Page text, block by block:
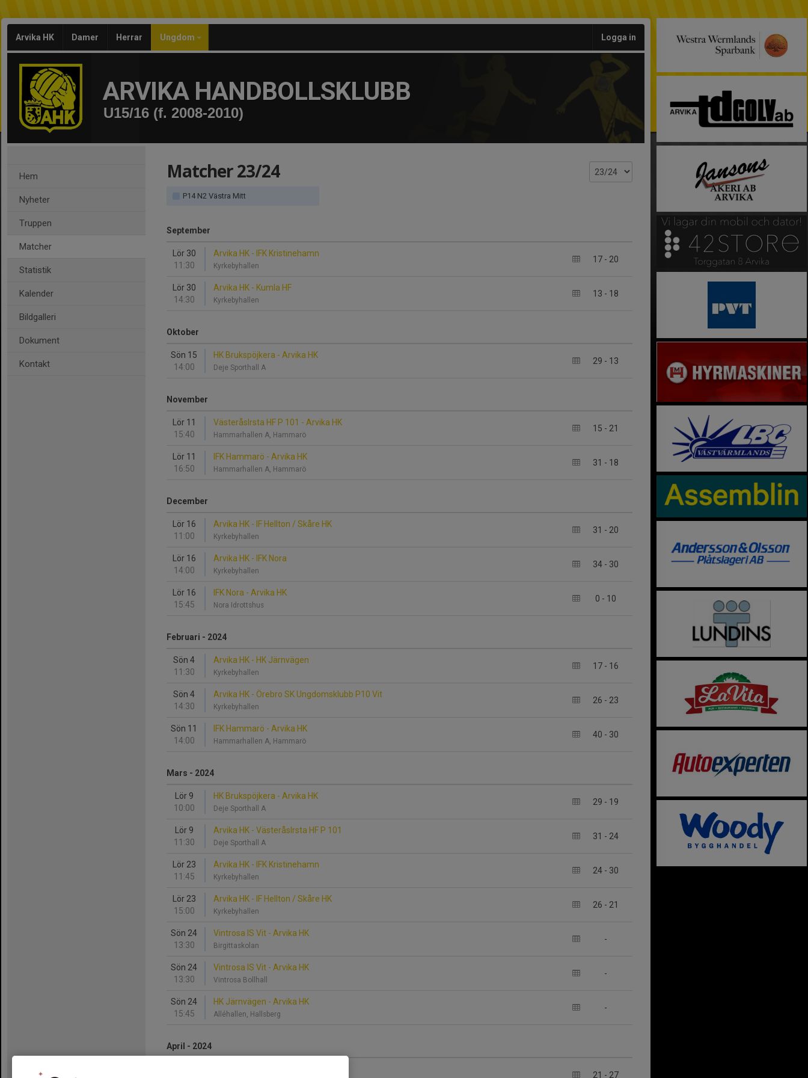
Arvika HK Damer Herrar Ungdom Logga in
ARVIKA HANDBOLLSKLUBB
U15/16 (f. 2008-2010)
Hem
Nyheter
Truppen
Matcher
Statistik
Kalender
Bildgalleri
Dokument
Kontakt
Matcher 23/24
P14 N2 Västra Mitt
September
Lör 30
11:30
17 - 20
Arvika HK - IFK Kristinehamn
Kyrkebyhallen
Lör 30
14:30
13 - 18
Arvika HK - Kumla HF
Kyrkebyhallen
Oktober
Sön 15
14:00
29 - 13
HK Brukspöjkera - Arvika HK
Deje Sporthall A
November
Lör 11
15:40
15 - 21
VästeråsIrsta HF P 101 - Arvika HK
Hammarhallen A, Hammarö
Lör 11
16:50
31 - 18
IFK Hammarö - Arvika HK
Hammarhallen A, Hammarö
December
Lör 16
11:00
31 - 20
Arvika HK - IF Hellton / Skåre HK
Kyrkebyhallen
Lör 16
14:00
34 - 30
Arvika HK - IFK Nora
Kyrkebyhallen
Lör 16
15:45
0 - 10
IFK Nora - Arvika HK
Nora Idrottshus
Februari - 2024
Sön 4
11:30
17 - 16
Arvika HK - HK Järnvägen
Kyrkebyhallen
Sön 4
14:30
26 - 23
Arvika HK - Örebro SK Ungdomsklubb P10 Vit
Kyrkebyhallen
Sön 11
14:00
40 - 30
IFK Hammarö - Arvika HK
Hammarhallen A, Hammarö
Mars - 2024
Lör 9
10:00
29 - 19
HK Brukspöjkera - Arvika HK
Deje Sporthall A
Lör 9
11:30
31 - 24
Arvika HK - VästeråsIrsta HF P 101
Deje Sporthall A
Lör 23
11:45
24 - 30
Arvika HK - IFK Kristinehamn
Kyrkebyhallen
Lör 23
15:00
26 - 21
Arvika HK - IF Hellton / Skåre HK
Kyrkebyhallen
Sön 24
13:30
-
Vintrosa IS Vit - Arvika HK
Birgittaskolan
Sön 24
13:30
-
Vintrosa IS Vit - Arvika HK
Vintrosa Bollhall
Sön 24
15:45
-
HK Järnvägen - Arvika HK
Alléhallen, Hallsberg
April - 2024
21 - 27